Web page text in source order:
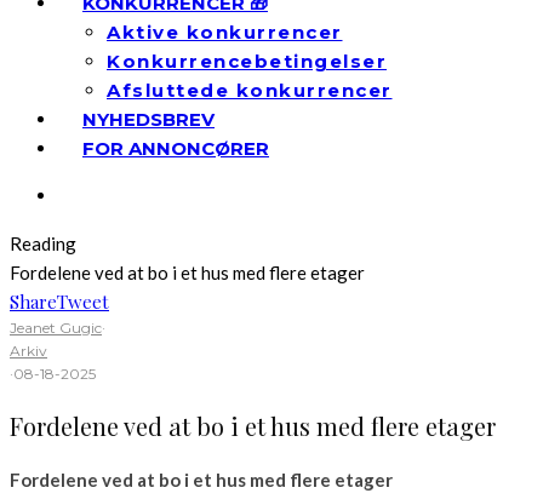
Aktive konkurrencer
Konkurrencebetingelser
Afsluttede konkurrencer
NYHEDSBREV
FOR ANNONCØRER
Reading
Fordelene ved at bo i et hus med flere etager
ShareTweet
Jeanet Gugic·
Arkiv
·08-18-2025
Fordelene ved at bo i et hus med flere etager
Fordelene ved at bo i et hus med flere etager